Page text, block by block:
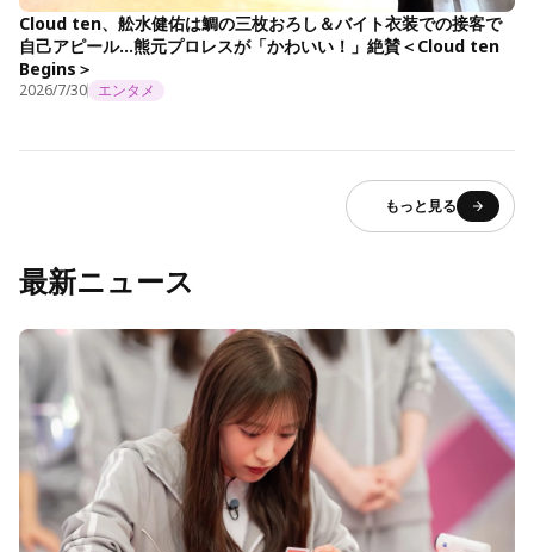
Cloud ten、舩水健佑は鯛の三枚おろし＆バイト衣装での接客で
自己アピール…熊元プロレスが「かわいい！」絶賛＜Cloud ten
Begins＞
2026/7/30 エンタメ
もっと見る
最新ニュース